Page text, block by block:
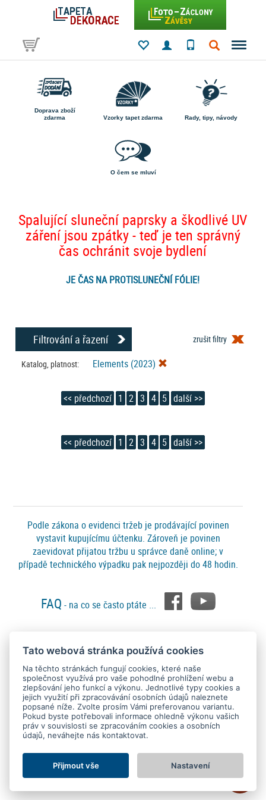
Doprava zboží
zdarma
Vzorky tapet zdarma Rady, tipy, návody
O čem se mluví
Spalující sluneční paprsky a škodlivé UV
záření jsou zpátky - teď je ten správný
čas ochránit svoje bydlení
JE ČAS NA PROTISLUNEČNÍ FÓLIE!
Filtrování a řazení zrušit filtry
Katalog, platnost: Elements (2023)
<< předchozí 1 2 3 4 5 další >>
<< předchozí 1 2 3 4 5 další >>
Podle zákona o evidenci tržeb je prodávající povinen
vystavit kupujícímu účtenku. Zároveň je povinen
zaevidovat přijatou tržbu u správce daně online; v
případě technického výpadku pak nejpozději do 48 hodin.
FAQ - na co se často ptáte ...
Platební metody
Copyright © 2015 - 2026SEO kvalitně
Kontakt
Ochrana osobních údajů O nás
Obchodní podmínky
Nastavení Cookies
Tato webová stránka používá cookies
Na těchto stránkách fungují cookies, které naše
společnost využívá pro vaše pohodlné prohlížení webu a
zlepšování jeho funkcí a výkonu. Jednotlivé typy cookies a
jejich využití při zpracovávání osobních údajů naleznete
popsané níže. Zvolte prosím Vámi preferovanou variantu.
Pokud byste potřebovali informace ohledně výkonu vašich
práv v souvislosti se zpracováním cookies a osobních
údajů, neváhejte nás kontaktovat.
Přijmout vše Nastavení